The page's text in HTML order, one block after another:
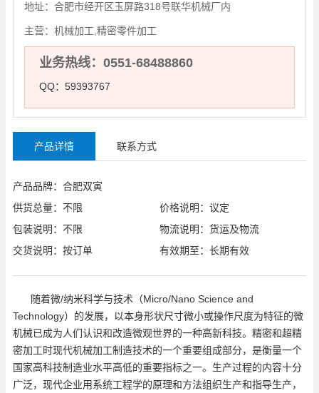
地址： 合肥市经开区玉屏路318号联华机械厂内
主营： 机械加工,精密零件加工
业务热线：0551-68488860
QQ：59393767
产品详情 联系方式
产品品牌：合肥双寅
供货总量：不限
价格说明：议定
包装说明：不限
物流说明：货运及物流
交货说明：按订单
有效期至：长期有效
随着微/纳米科学与技术（Micro/Nano Science and
Technology）的发展，以本身形状尺寸微小或操作尺度为特征的微
机械已成为人们认识和改造微观世界的一种高新科技。精密和超精
密加工时现代机械加工制造技术的一个重要组成部分，是衡量一个
国家高科技制造业水平高低的重要指标之一。生产过程的内容十分
广泛，现代企业用系统工程学的原理和方法组织生产和指导生产，